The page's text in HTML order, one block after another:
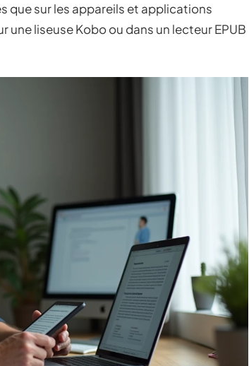
que sur les appareils et applications
une liseuse Kobo ou dans un lecteur EPUB